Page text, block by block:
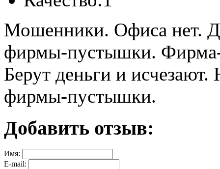
Мошенники. Офиса нет.
фирмы-пустышки. Фирма-
Берут деньги и исчезают.
фирмы-пустышки.
Добавить отзыв:
Имя:
E-mail: